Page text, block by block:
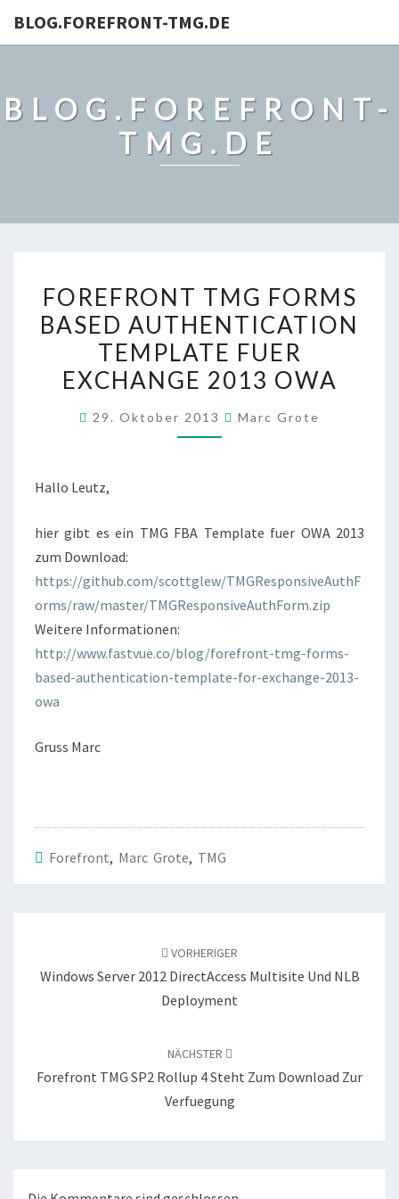
BLOG.FOREFRONT-TMG.DE
BLOG.FOREFRONT-
TMG.DE
TMG
FORMS
BASED
AUTHENTICATION
FUER
FOREFRONT TMG FORMS
BASED AUTHENTICATION
TEMPLATE FUER
EXCHANGE 2013 OWA
29. Oktober 2013 Marc Grote
Hallo Leutz,
hier gibt es ein TMG FBA Template fuer OWA 2013
zum Download:
https://github.com/scottglew/TMGResponsiveAuthF
orms/raw/master/TMGResponsiveAuthForm.zip
Weitere Informationen:
http://www.fastvue.co/blog/forefront-tmg-forms-
based-authentication-template-for-exchange-2013-
owa
Gruss Marc
Forefront, Marc Grote, TMG
VORHERIGER
Windows Server 2012 DirectAccess Multisite Und NLB
Deployment
NÄCHSTER
Forefront TMG SP2 Rollup 4 Steht Zum Download Zur
Verfuegung